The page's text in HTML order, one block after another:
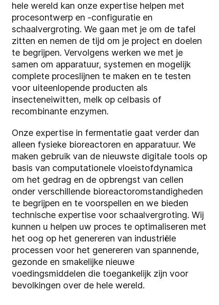
hele wereld kan onze expertise helpen met
procesontwerp en -configuratie en
schaalvergroting. We gaan met je om de tafel
zitten en nemen de tijd om je project en doelen
te begrijpen. Vervolgens werken we met je
samen om apparatuur, systemen en mogelijk
complete proceslijnen te maken en te testen
voor uiteenlopende producten als
insecteneiwitten, melk op celbasis of
recombinante enzymen.
Onze expertise in fermentatie gaat verder dan
alleen fysieke bioreactoren en apparatuur. We
maken gebruik van de nieuwste digitale tools op
basis van computationele vloeistofdynamica
om het gedrag en de opbrengst van cellen
onder verschillende bioreactoromstandigheden
te begrijpen en te voorspellen en we bieden
technische expertise voor schaalvergroting. Wij
kunnen u helpen uw proces te optimaliseren met
het oog op het genereren van industriële
processen voor het genereren van spannende,
gezonde en smakelijke nieuwe
voedingsmiddelen die toegankelijk zijn voor
bevolkingen over de hele wereld.